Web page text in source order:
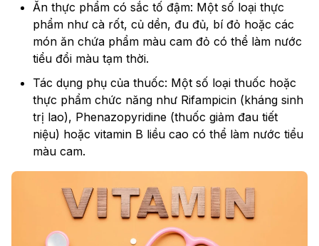
Ăn thực phẩm có sắc tố đậm: Một số loại thực
phẩm như cà rốt, củ dền, đu đủ, bí đỏ hoặc các
món ăn chứa phẩm màu cam đỏ có thể làm nước
tiểu đổi màu tạm thời.
Tác dụng phụ của thuốc: Một số loại thuốc hoặc
thực phẩm chức năng như Rifampicin (kháng sinh
trị lao), Phenazopyridine (thuốc giảm đau tiết
niệu) hoặc vitamin B liều cao có thể làm nước tiểu
màu cam.